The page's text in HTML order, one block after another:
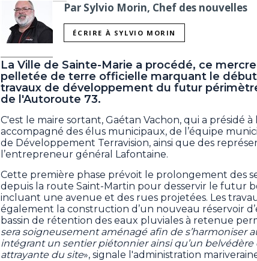
Par Sylvio Morin, Chef des nouvelles
ÉCRIRE À SYLVIO MORIN
La Ville de Sainte-Marie a procédé, ce
pelletée de terre officielle marquant le début
travaux de développement du futur
de l'Autoroute 73.
C'est le maire sortant, Gaétan Vachon, qui a présidé à
accompagné des élus municipaux, de l’équipe
de Développement Terravision, ainsi que des
l’entrepreneur général Lafontaine.
Cette première phase prévoit le prolongement des
depuis la route Saint-Martin pour desservir le futur
incluant une avenue et des rues projetées. Les
également la construction d’un nouveau réservoir
bassin de rétention des eaux pluviales à retenue
sera soigneusement aménagé afin de s’harmoniser
intégrant un sentier piétonnier ainsi qu’un belvédère
attrayante du site», signale l'administration